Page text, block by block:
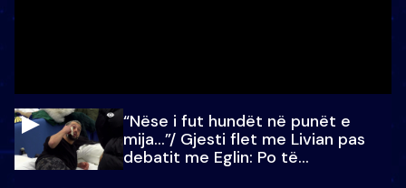
“Nëse i fut hundët në punët e
mija…”/ Gjesti flet me Livian pas
debatit me Eglin: Po të